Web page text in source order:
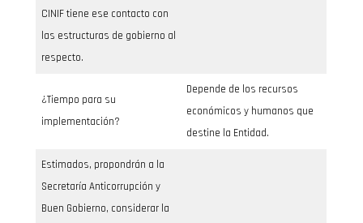
CINIF tiene ese contacto con
las estructuras de gobierno al
respecto.
¿Tiempo para su
implementación?
Depende de los recursos
económicos y humanos que
destine la Entidad.
Estimados, propondrán a la
Secretaría Anticorrupción y
Buen Gobierno, considerar la